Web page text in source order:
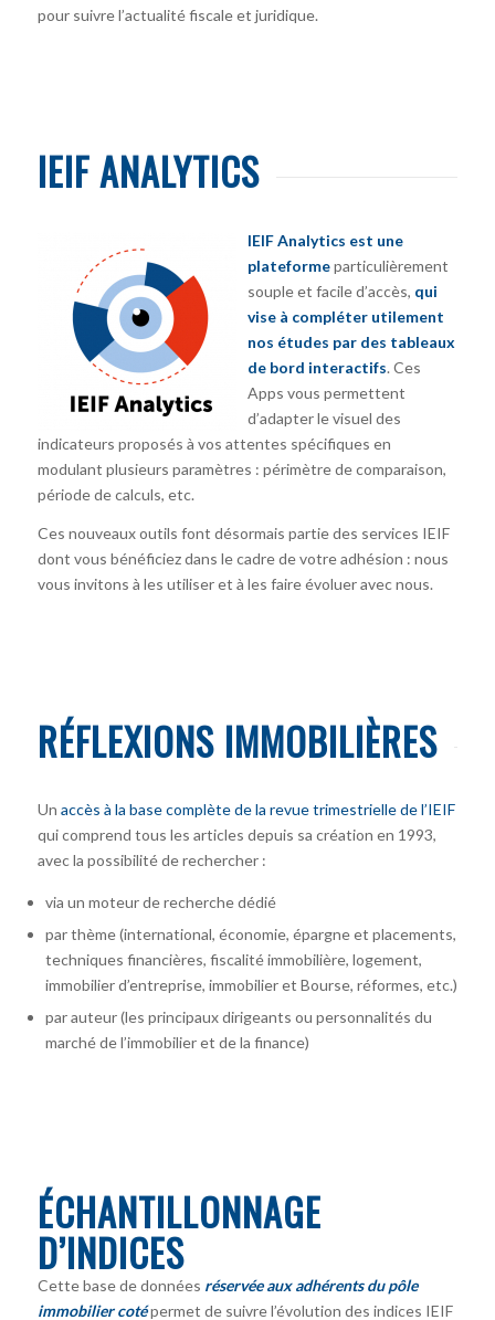
pour suivre l’actualité fiscale et juridique.
IEIF ANALYTICS
IEIF Analytics est une
plateformeparticulièrement
souple et facile d’accès, qui
vise à compléter utilement
nos études par des tableaux
de bord interactifs. Ces
Apps vous permettent
d’adapter le visuel des
indicateurs proposés à vos attentes spécifiques en
modulant plusieurs paramètres : périmètre de comparaison,
période de calculs, etc.
Ces nouveaux outils font désormais partie des services IEIF
dont vous bénéficiez dans le cadre de votre adhésion : nous
vous invitons à les utiliser et à les faire évoluer avec nous.
RÉFLEXIONS IMMOBILIÈRES
Un accès à la base complète de la revue trimestrielle de l’IEIF
qui comprend tous les articles depuis sa création en 1993,
avec la possibilité de rechercher :
via un moteur de recherche dédié
par thème (international, économie, épargne et placements,
techniques financières, fiscalité immobilière, logement,
immobilier d’entreprise, immobilier et Bourse, réformes, etc.)
par auteur (les principaux dirigeants ou personnalités du
marché de l’immobilier et de la finance)
ÉCHANTILLONNAGE
D’INDICES
Cette base de données réservée aux adhérents du pôle
immobilier coté permet de suivre l’évolution des indices IEIF